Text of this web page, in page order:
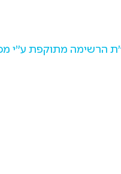
הרשימה מתוקפת ע"י